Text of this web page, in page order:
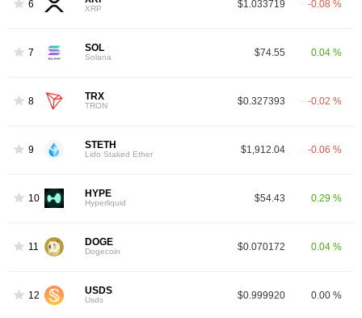
6 XRP $1.033719 -0.08 %
7 SOL
Solana $74.55 0.04 %
8 TRX
TRON $0.327393 -0.02 %
9 STETH
Lido Staked Ether $1,912.04 -0.06 %
10 HYPE
Hyperliquid $54.43 0.29 %
11 DOGE
Dogecoin $0.070172 0.04 %
12 USDS
Usds $0.999920 0.00 %